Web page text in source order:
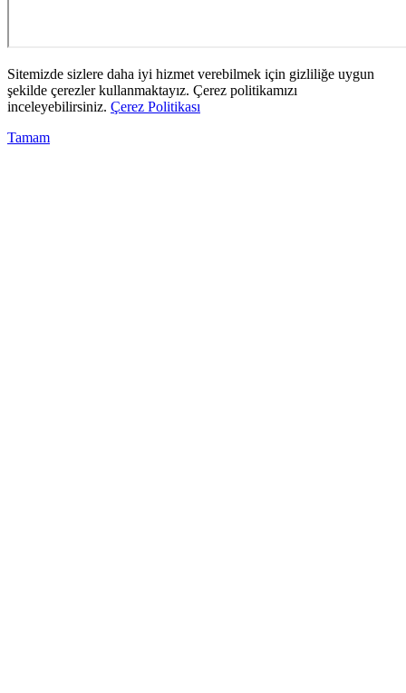
Sitemizde sizlere daha iyi hizmet verebilmek için gizliliğe uygun
şekilde çerezler kullanmaktayız. Çerez politikamızı
inceleyebilirsiniz. Çerez Politikası
Tamam